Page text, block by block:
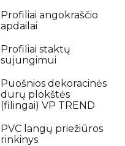
Profiliai angokraščio
apdailai
Profiliai staktų
sujungimui
Puošnios dekoracinės
durų plokštės
(filingai) VP TREND
PVC langų priežiūros
rinkinys